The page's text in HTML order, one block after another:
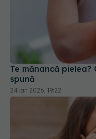
Te mănâncă
spună
24 ian 2026, 19:22